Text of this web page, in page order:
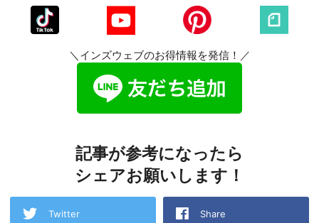
＼インズウェブのお得情報を発信！／
記事が参考になったら
シェアお願いします！
Twitter Share